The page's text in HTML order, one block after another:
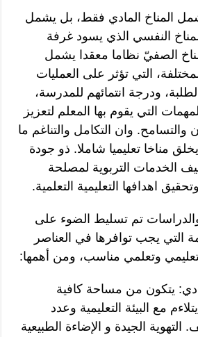
المناخ المادي فقط، بل يشمل
النفسي الذي يسود غرفة
الصفيّ نظاما معقدا يشمل
التي تؤثر على العمليات
ودرجة انتمائهم للمدرسة،
التي يقوم بها المعلم لتعزيز
والتسامح. وان التكامل والتناغم ما
يخلق مناخا تعليميا شاملا. ذو جودة
الخدمات التربوية لمصلحة
اهدافها التعليمية التعلمية.
تم تسليط الضوء على
التي يجب توافرها في العناصر
تعليمي وتعلمي مناسب، ومن أهمها:
يتكون من مساحة كافية
مع البيئة التعليمية وعدد
الجيدة و الإضاءة الطبيعية